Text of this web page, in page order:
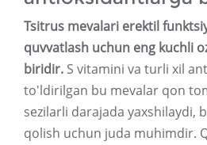
Tsitrus mevalari erektil
quvvatlash uchun eng kuchli
biridir. S vitamini va turli xil
to'ldirilgan bu mevalar qon
sezilarli darajada yaxshilaydi,
qolish uchun juda muhimdir.